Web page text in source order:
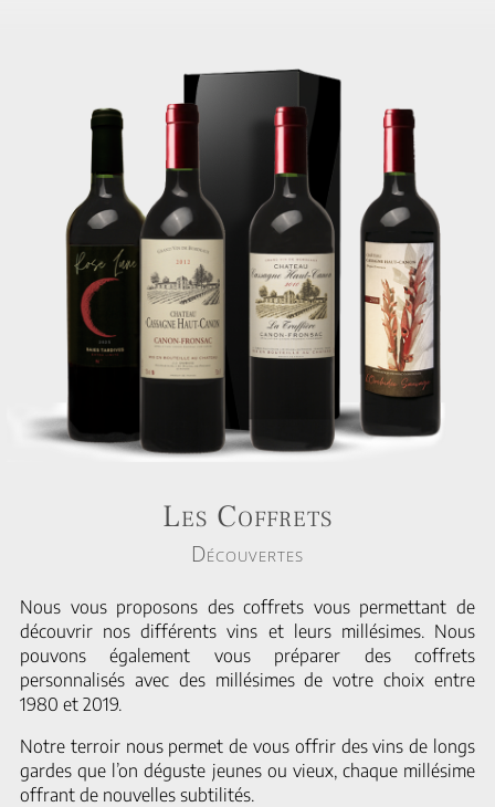
Les Coffrets
Découvertes
Nous vous proposons des coffrets vous permettant de
découvrir nos différents vins et leurs millésimes. Nous
pouvons également vous préparer des coffrets
personnalisés avec des millésimes de votre choix entre
1980 et 2019.
Notre terroir nous permet de vous offrir des vins de longs
gardes que l’on déguste jeunes ou vieux, chaque millésime
offrant de nouvelles subtilités.